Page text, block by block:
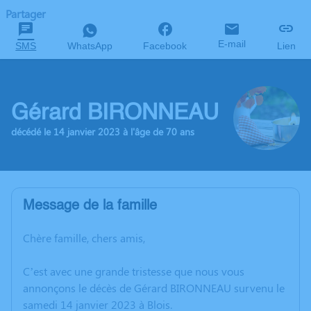
Partager
SMS WhatsApp Facebook E-mail Lien
Gérard BIRONNEAU
décédé le 14 janvier 2023 à l'âge de 70 ans
Message de la famille
Chère famille, chers amis,
C’est avec une grande tristesse que nous vous
annonçons le décès de Gérard BIRONNEAU survenu le
samedi 14 janvier 2023 à Blois.